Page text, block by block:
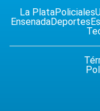
La PlataPoliciales
EnsenadaDeportes